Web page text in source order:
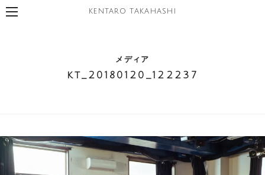
KENTARO TAKAHASHI
メディア
kt_20180120_122237